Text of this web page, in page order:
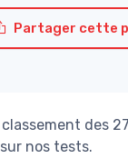
Partager cette
des
nos tests.